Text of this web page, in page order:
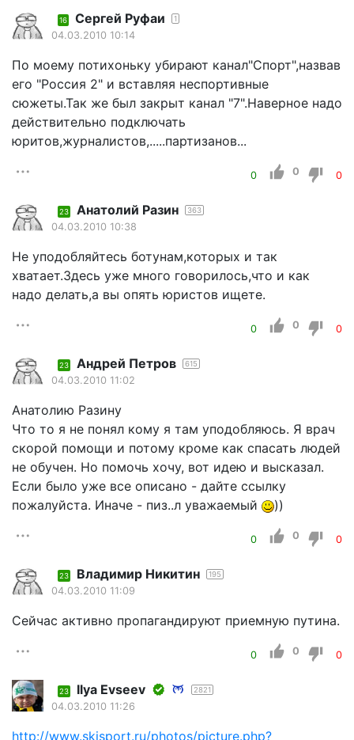
16 Сергей Руфаи 1
04.03.2010 10:14
По моему потихоньку убирают канал"Спорт",назвав
его "Россия 2" и вставляя неспортивные
сюжеты.Так же был закрыт канал "7".Наверное надо
действительно подключать
юритов,журналистов,.....партизанов...
0 0 0
23 Анатолий Разин 363
04.03.2010 10:38
Не уподобляйтесь ботунам,которых и так
хватает.Здесь уже много говорилось,что и как
надо делать,а вы опять юристов ищете.
0 0 0
23 Андрей Петров 615
04.03.2010 11:02
Анатолию Разину
Что то я не понял кому я там уподобляюсь. Я врач
скорой помощи и потому кроме как спасать людей
не обучен. Но помочь хочу, вот идею и высказал.
Если было уже все описано - дайте ссылку
пожалуйста. Иначе - пиз..л уважаемый
))
0 0 0
23 Владимир Никитин 195
04.03.2010 11:09
Сейчас активно пропагандируют приемную путина.
0 0 0
23 Ilyа Еvsееv 2821
04.03.2010 11:26
http://www.skisport.ru/photos/picture.php?